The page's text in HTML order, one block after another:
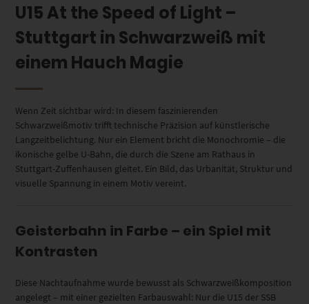
U15 At the Speed of Light –
Stuttgart in Schwarzweiß mit
einem Hauch Magie
Wenn Zeit sichtbar wird: In diesem faszinierenden
Schwarzweißmotiv trifft technische Präzision auf künstlerische
Langzeitbelichtung. Nur ein Element bricht die Monochromie – die
ikonische gelbe U-Bahn, die durch die Szene am Rathaus in
Stuttgart-Zuffenhausen gleitet. Ein Bild, das Urbanität, Struktur und
visuelle Spannung in einem Motiv vereint.
Geisterbahn in Farbe – ein Spiel mit
Kontrasten
Diese Nachtaufnahme wurde bewusst als Schwarzweißkomposition
angelegt – mit einer gezielten Farbauswahl: Nur die U15 der SSB